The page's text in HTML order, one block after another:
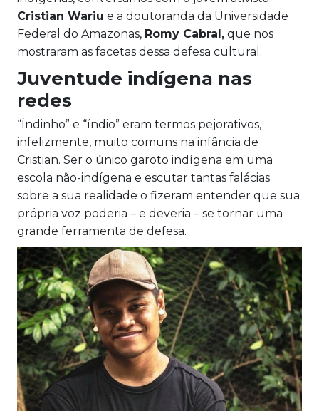
Cristian Wariu e a doutoranda da Universidade
Federal do Amazonas, Romy Cabral, que nos
mostraram as facetas dessa defesa cultural.
Juventude indígena nas
redes
“Índinho” e “índio” eram termos pejorativos,
infelizmente, muito comuns na infância de
Cristian. Ser o único garoto indígena em uma
escola não-indígena e escutar tantas falácias
sobre a sua realidade o fizeram entender que sua
própria voz poderia – e deveria – se tornar uma
grande ferramenta de defesa.